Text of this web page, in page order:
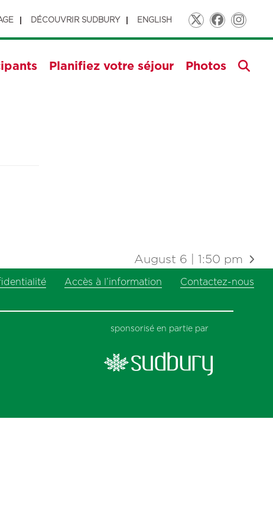
DÉCOUVRIR SUDBURY ENGLISH Twitter
Planifiez votre séjour Photos
next
post:
August 6 | 1:50 pm
Accès à l’information Contactez-nous
sponsorisé en partie par